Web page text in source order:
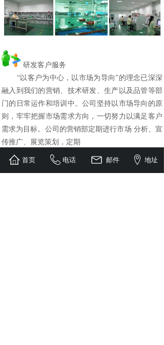
研发客户服务
“以客户为中心，以市场为导向”的理念已深深
融入到我们的营销、技术研发、生产以及品管等部
门的日常运作和培训中。公司坚持以市场导向的原
则，牢牢把握市场需求方向，一切努力以满足客户
需求为目标。公司的营销部定期进行市场 分析、宣
传推广、展览策划，定期
与客户保持沟通，了解客户需求，并将客户对产品
首页 电话 邮件 地址